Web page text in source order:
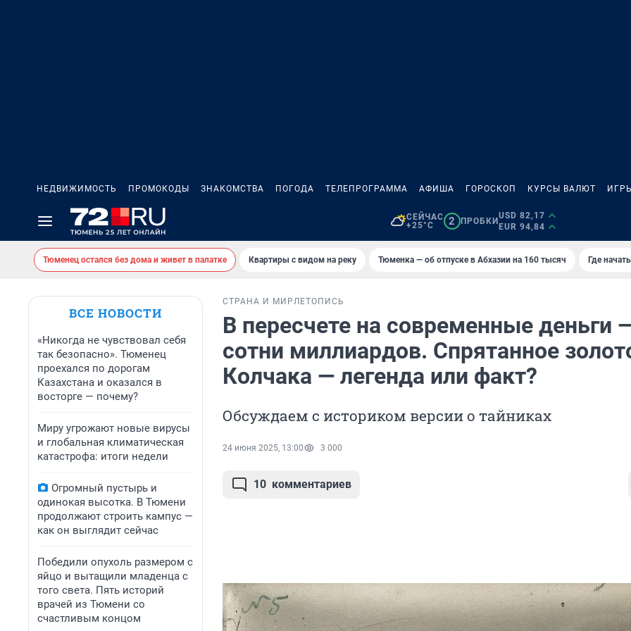
НЕДВИЖИМОСТЬ ПРОМОКОДЫ ЗНАКОМСТВА ПОГОДА ТЕЛЕПРОГРАММА АФИША ГОРОСКОП КУРСЫ ВАЛЮТ
СЕЙЧАС
+25°C
2 ПРОБКИ
USD 82,17
EUR 94,84
Тюменец остался без дома и живет в палатке Квартиры с видом на реку Тюменка — об отпуске в Абхазии на 160 тысяч Где
ВСЕ НОВОСТИ
«Никогда не чувствовал себя
так безопасно». Тюменец
проехался по дорогам
Казахстана и оказался в
восторге — почему?
Миру угрожают новые вирусы
и глобальная климатическая
катастрофа: итоги недели
Огромный пустырь и
одинокая высотка. В Тюмени
продолжают строить кампус —
как он выглядит сейчас
Победили опухоль размером с
яйцо и вытащили младенца с
того света. Пять историй
врачей из Тюмени со
счастливым концом
СТРАНА И МИРЛЕТОПИСЬ
В пересчете на современные деньги
сотни миллиардов. Спрятанное
Колчака — легенда или факт?
Обсуждаем с историком версии о тайниках
24 июня 2025, 13:00 3 000
10 комментариев